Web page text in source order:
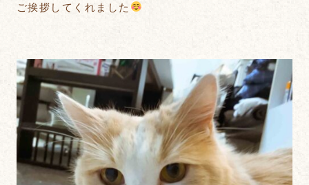
ご挨拶してくれました